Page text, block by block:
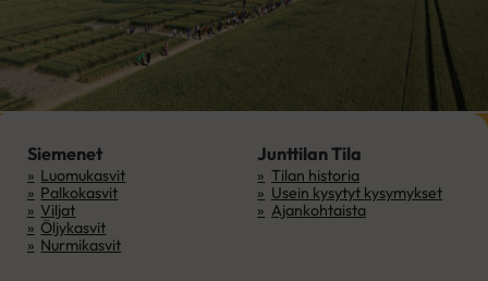
Siemenet
Luomukasvit
Palkokasvit
Viljat
Öljykasvit
Nurmikasvit
Junttilan Tila
Tilan historia
Usein kysytyt kysymykset
Ajankohtaista